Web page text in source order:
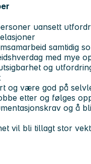
uansett
samtidig
med mye
og
og være god på
etter og følges
og å
vil bli tillagt stor vekt